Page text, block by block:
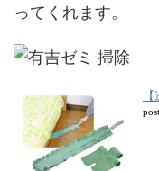
ってくれます。